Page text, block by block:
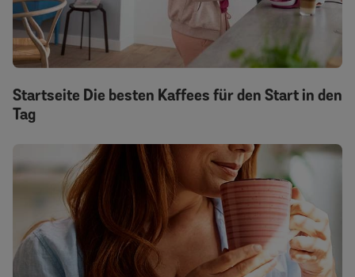
Startseite Die besten Kaffees für den Start in den
Tag